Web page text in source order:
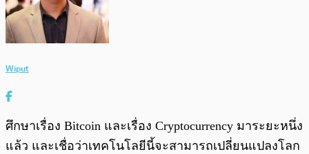
Wiput
ศึกษาเรื่อง Bitcoin และเรื่อง Cryptocurrency มาระยะหนึ่ง
แล้ว และเชื่อว่าเทคโนโลยีนี้จะสามารถเปลี่ยนแปลงโลก